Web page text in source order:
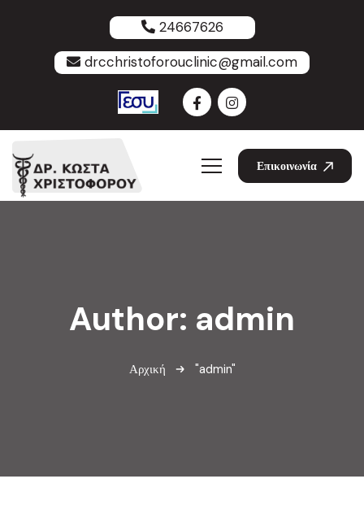
24667626
drcchristoforouclinic@gmail.com
Επικοινωνία
Author: admin
Αρχική "admin"